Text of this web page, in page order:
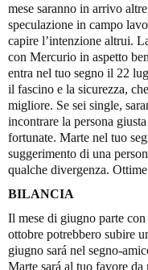
mese saranno in arrivo
speculazione in campo
capire l’intenzione altrui.
con Mercurio in aspetto
entra nel tuo segno il 22
il fascino e la sicurezza,
migliore. Se sei single,
incontrare la persona
fortunate. Marte nel tuo
suggerimento di una
qualche divergenza.
BILANCIA
Il mese di giugno parte
ottobre potrebbero subire
giugno sará nel segno-
Marte sará al tuo favore da